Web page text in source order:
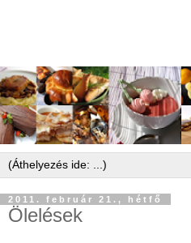
2011. február 21., hétfő
Ölelések